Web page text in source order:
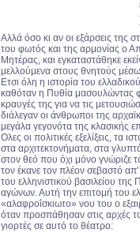
Αλλά όσο κι αν οι εξάρσεις της
του φωτός και της αρμονίας ο
Μητέρας, και εγκαταστάθηκε
μελλούμενα στους θνητούς
Ετσι όλη η ιστορία του
καθόταν η Πυθία μασουλώντας
κραυγές της για να τις
διάλεγαν οι άνθρωποι της
μεγάλα γεγονότα της κλασικής
Ολες οι πολιτικές εξελίξεις, τα
στα αρχιτεκτονήματα, στα
στον θεό που όχι μόνο γνώριζε
τον έκανε τον πλέον σεβαστό
του ελληνιστικού βασιλείου
αγώνων. Αυτή την επιτομή του
«αλαφροΐσκιωτο» νου του ο
όταν προσπάθησαν στις αρχές
γιορτές σε αυτό το θέατρο: